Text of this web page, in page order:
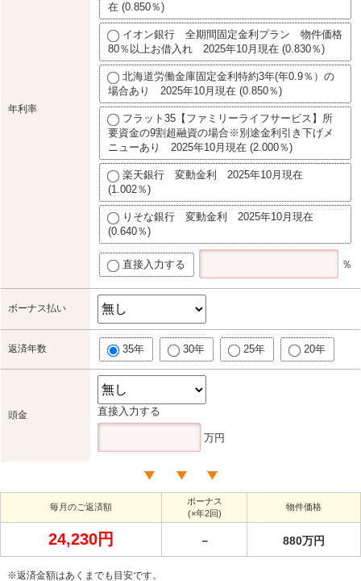
年利率
在 (0.850％)
イオン銀行 全期間固定金利プラン 物件価格
80％以上お借入れ 2025年10月現在 (0.830％)
北海道労働金庫固定金利特約3年(年0.9％）の
場合あり 2025年10月現在 (0.850％)
フラット35【ファミリーライフサービス】所
要資金の9割超融資の場合※別途金利引き下げメ
ニューあり 2025年10月現在 (2.000％)
楽天銀行 変動金利 2025年10月現在
(1.002％)
りそな銀行 変動金利 2025年10月現在
(0.640％)
直接入力する ％
ボーナス払い
返済年数 35年 30年 25年 20年
頭金 直接入力する
万円
毎月のご返済額
ボーナス
(×年2回)
物件価格
24,230円 － 880万円
※返済金額はあくまでも目安です。